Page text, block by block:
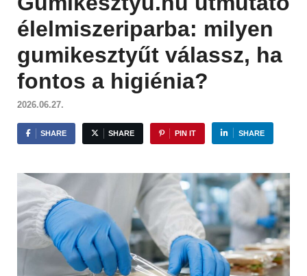
élelmiszeriparba: milyen
gumikesztyűt válassz, ha
fontos a higiénia?
2026.06.27.
SHARE SHARE PIN IT SHARE